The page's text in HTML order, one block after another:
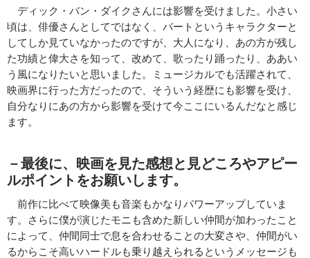
ディック・バン・ダイクさんには影響を受けました。小さい
頃は、俳優さんとしてではなく、バートというキャラクターと
してしか見ていなかったのですが、大人になり、あの方が残し
た功績と偉大さを知って、改めて、歌ったり踊ったり、ああい
う風になりたいと思いました。ミュージカルでも活躍されて、
映画界に行った方だったので、そういう経歴にも影響を受け、
自分なりにあの方から影響を受けて今ここにいるんだなと感じ
ます。
－最後に、映画を見た感想と見どころやアピー
ルポイントをお願いします。
前作に比べて映像美も音楽もかなりパワーアップしていま
す。さらに僕が演じたモニも含めた新しい仲間が加わったこと
によって、仲間同士で息を合わせることの大変さや、仲間がい
るからこそ高いハードルも乗り越えられるというメッセージも